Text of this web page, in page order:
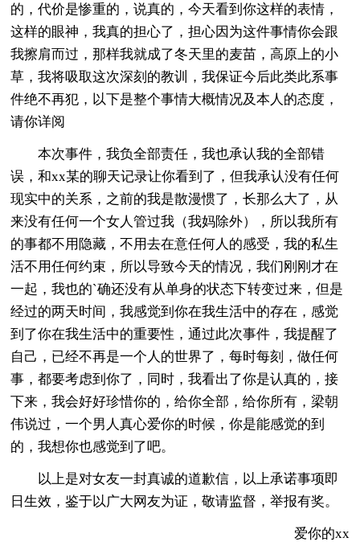
的，代价是惨重的，说真的，今天看到你这样的表情，
这样的眼神，我真的担心了，担心因为这件事情你会跟
我擦肩而过，那样我就成了冬天里的麦苗，高原上的小
草，我将吸取这次深刻的教训，我保证今后此类此系事
件绝不再犯，以下是整个事情大概情况及本人的态度，
请你详阅
本次事件，我负全部责任，我也承认我的全部错
误，和xx某的聊天记录让你看到了，但我承认没有任何
现实中的关系，之前的我是散漫惯了，长那么大了，从
来没有任何一个女人管过我（我妈除外），所以我所有
的事都不用隐藏，不用去在意任何人的感受，我的私生
活不用任何约束，所以导致今天的情况，我们刚刚才在
一起，我也的`确还没有从单身的状态下转变过来，但是
经过的两天时间，我感觉到你在我生活中的存在，感觉
到了你在我生活中的重要性，通过此次事件，我提醒了
自己，已经不再是一个人的世界了，每时每刻，做任何
事，都要考虑到你了，同时，我看出了你是认真的，接
下来，我会好好珍惜你的，给你全部，给你所有，梁朝
伟说过，一个男人真心爱你的时候，你是能感觉的到
的，我想你也感觉到了吧。
以上是对女友一封真诚的道歉信，以上承诺事项即
日生效，鉴于以广大网友为证，敬请监督，举报有奖。
爱你的xx